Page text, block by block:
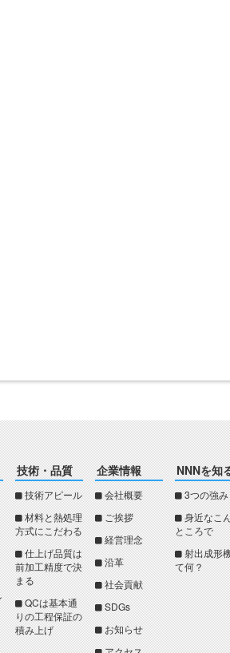
技術・品質
技術アピール
材料と熱処理
方式にこだわる
仕上げ品質は
前加工精度で決
まる
QCは基本通
りの工程保証の
積み上げ
企業情報
会社概要
ご挨拶
経営理念
沿革
社会貢献
SDGs
お知らせ
NNNを知
3つの強み
身近なこ
ところで
射出成形
て何？